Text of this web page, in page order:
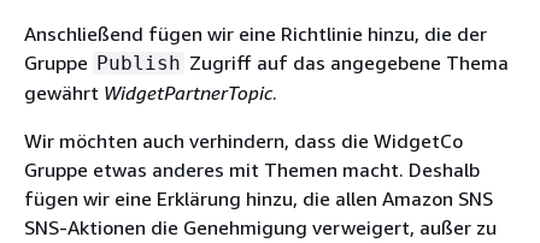
Anschließend fügen wir eine Richtlinie hinzu, die der
Gruppe Publish Zugriff auf das angegebene Thema
gewährt WidgetPartnerTopic.
Wir möchten auch verhindern, dass die WidgetCo
Gruppe etwas anderes mit Themen macht. Deshalb
fügen wir eine Erklärung hinzu, die allen Amazon SNS
SNS-Aktionen die Genehmigung verweigert, außer zu